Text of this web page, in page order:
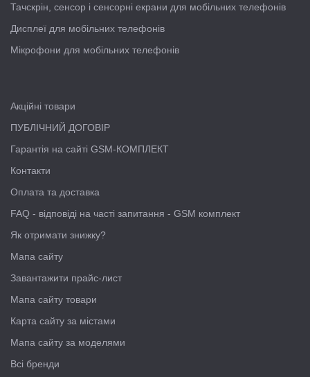
Тачскрін, сенсор і сенсорні екрани для мобільних телефонів
Дисплеї для мобільних телефонів
Мікрофони для мобільних телефонів
Акційні товари
ПУБЛІЧНИЙ ДОГОВІР
Гарантія на сайті GSM-КОМПЛЕКТ
Контакти
Оплата та доставка
FAQ - відповіді на часті запитання - GSM комплект
Як отримати знижку?
Мапа сайту
Завантажити прайс-лист
Мапа сайту товари
Карта сайту за містами
Мапа сайту за моделями
Всі бренди